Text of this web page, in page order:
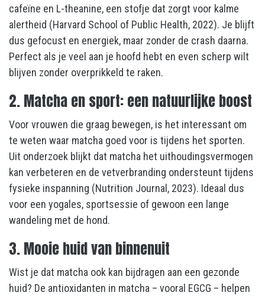
cafeïne en L-theanine, een stofje dat zorgt voor kalme
alertheid (Harvard School of Public Health, 2022). Je blijft
dus gefocust en energiek, maar zonder de crash daarna.
Perfect als je veel aan je hoofd hebt en even scherp wilt
blijven zonder overprikkeld te raken.
2. Matcha en sport: een natuurlijke boost
Voor vrouwen die graag bewegen, is het interessant om
te weten waar matcha goed voor is tijdens het sporten.
Uit onderzoek blijkt dat matcha het uithoudingsvermogen
kan verbeteren en de vetverbranding ondersteunt tijdens
fysieke inspanning (Nutrition Journal, 2023). Ideaal dus
voor een yogales, sportsessie of gewoon een lange
wandeling met de hond.
3. Mooie huid van binnenuit
Wist je dat matcha ook kan bijdragen aan een gezonde
huid? De antioxidanten in matcha – vooral EGCG – helpen